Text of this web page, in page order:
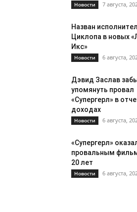
Новости 7 августа,
Назван
Циклопа в новых
Икс»
Новости 6 августа,
Дэвид Заслав
упомянуть провал
«Супергерл» в
доходах
Новости 6 августа,
«Супергерл»
провальным
20 лет
Новости 6 августа,